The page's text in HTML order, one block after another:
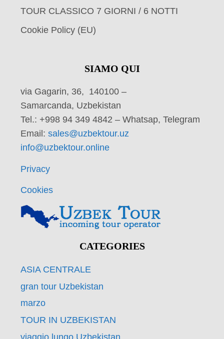
TOUR CLASSICO 7 GIORNI / 6 NOTTI
Cookie Policy (EU)
SIAMO QUI
via Gagarin, 36, 140100 –
Samarcanda, Uzbekistan
Tel.: +998 94 349 4842 – Whatsap, Telegram
Email: sales@uzbektour.uz
info@uzbektour.online
Privacy
Cookies
CATEGORIES
ASIA CENTRALE
gran tour Uzbekistan
marzo
TOUR IN UZBEKISTAN
viaggio lungo Uzbekistan